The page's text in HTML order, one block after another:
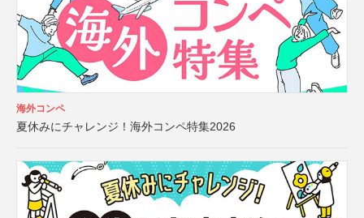
海外コンペ
夏休みにチャレンジ！海外コンペ特集2026